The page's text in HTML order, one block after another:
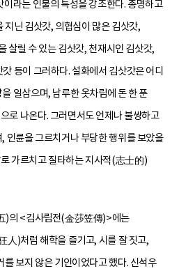
이라는 인물의 특성을 강조한다. 총명하고
지닌 김삿갓, 의협심이 많은 김삿갓,
살릴 수 있는 김삿갓, 천재시인 김삿갓,
등이 그러하다. 설화에서 김삿갓은 어디
일삼으며, 남루한 옷차림에 돈 한 푼
로 나온다. 그러면서도 언제나 불쌍하고
인륜을 그르치거나 부당한 행위를 보았을
가르치고 질타하는 지사적(志士的)
)의 <김사립전(金莎笠傳)>에는
人)처럼 해학을 즐기고, 시를 잘 짓고,
를 보지 않은 기인이었다고 했다. 신석우